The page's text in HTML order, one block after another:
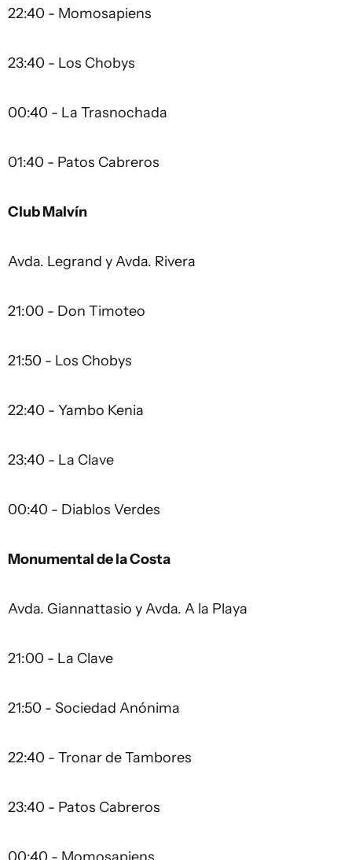
22:40 - Momosapiens
23:40 - Los Chobys
00:40 - La Trasnochada
01:40 - Patos Cabreros
Club Malvín
Avda. Legrand y Avda. Rivera
21:00 - Don Timoteo
21:50 - Los Chobys
22:40 - Yambo Kenia
23:40 - La Clave
00:40 - Diablos Verdes
Monumental de la Costa
Avda. Giannattasio y Avda. A la Playa
21:00 - La Clave
21:50 - Sociedad Anónima
22:40 - Tronar de Tambores
23:40 - Patos Cabreros